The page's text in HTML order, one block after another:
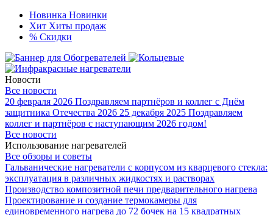
Новинка Новинки
Хит Хиты продаж
% Скидки
Новости
Все новости
20 февраля 2026 Поздравляем партнёров и коллег с Днём
защитника Отечества 2026 25 декабря 2025 Поздравляем
коллег и партнёров с наступающим 2026 годом!
Все новости
Использование нагревателей
Все обзоры и советы
Гальванические нагреватели с корпусом из кварцевого стекла:
эксплуатация в различных жидкостях и растворах
Производство композитной печи предварительного нагрева
Проектирование и создание термокамеры для
единовременного нагрева до 72 бочек на 15 квадратных